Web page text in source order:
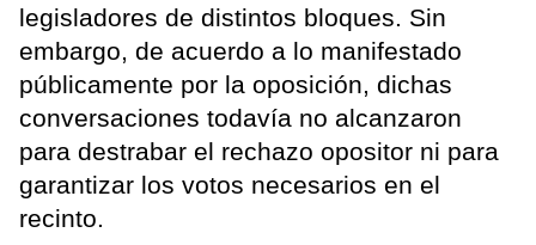
legisladores de distintos bloques. Sin
embargo, de acuerdo a lo manifestado
públicamente por la oposición, dichas
conversaciones todavía no alcanzaron
para destrabar el rechazo opositor ni para
garantizar los votos necesarios en el
recinto.